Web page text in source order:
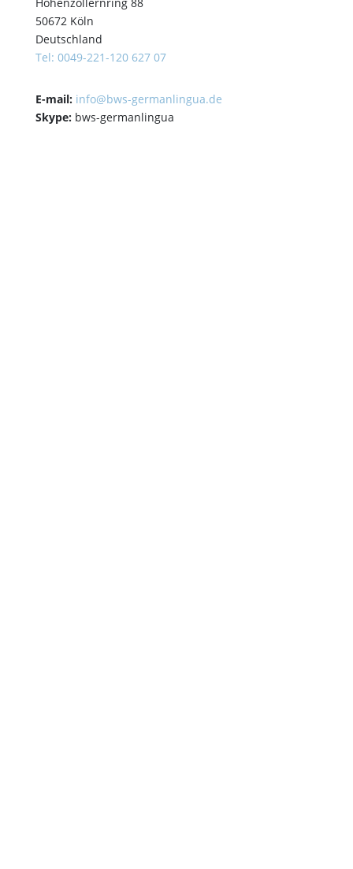
50672 Köln
Deutschland
Tel: 0049-221-120 627 07
E-mail: info@bws-germanlingua.de
Skype:bws-germanlingua